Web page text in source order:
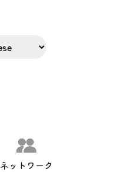
ネットワーク